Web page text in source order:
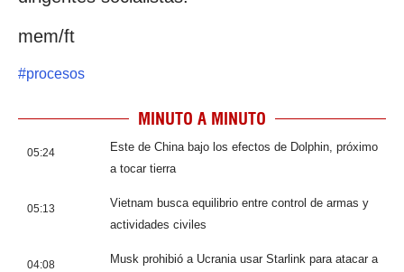
mem/ft
#procesos
MINUTO A MINUTO
05:24
Este de China bajo los efectos de Dolphin, próximo
a tocar tierra
05:13
Vietnam busca equilibrio entre control de armas y
actividades civiles
04:08
Musk prohibió a Ucrania usar Starlink para atacar a